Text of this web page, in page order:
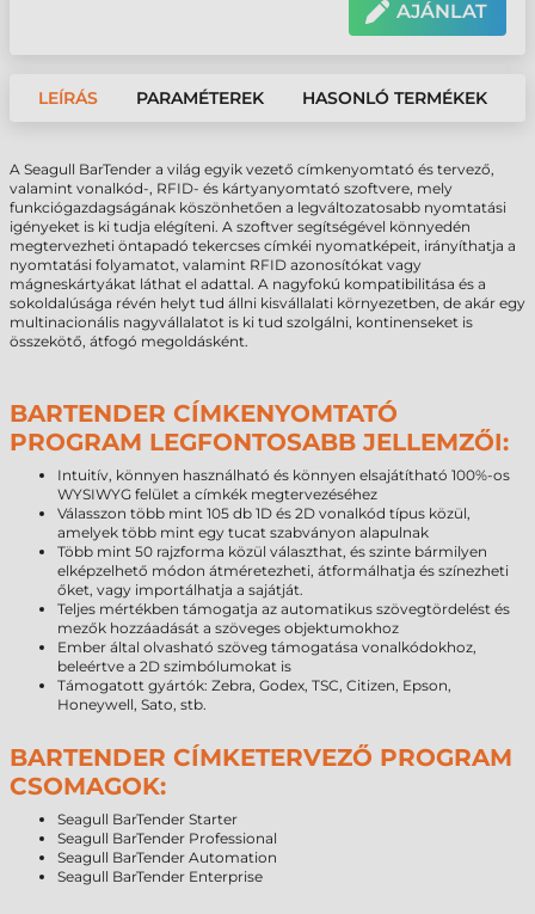
AJÁNLAT
LEÍRÁS PARAMÉTEREK HASONLÓ TERMÉKEK
A Seagull BarTender a világ egyik vezető címkenyomtató és tervező,
valamint vonalkód-, RFID- és kártyanyomtató szoftvere, mely
funkciógazdagságának köszönhetően a legváltozatosabb nyomtatási
igényeket is ki tudja elégíteni. A szoftver segítségével könnyedén
megtervezheti öntapadó tekercses címkéi nyomatképeit, irányíthatja a
nyomtatási folyamatot, valamint RFID azonosítókat vagy
mágneskártyákat láthat el adattal. A nagyfokú kompatibilitása és a
sokoldalúsága révén helyt tud állni kisvállalati környezetben, de akár egy
multinacionális nagyvállalatot is ki tud szolgálni, kontinenseket is
összekötő, átfogó megoldásként.
BARTENDER CÍMKENYOMTATÓ
PROGRAM LEGFONTOSABB JELLEMZŐI:
Intuitív, könnyen használható és könnyen elsajátítható 100%-os
WYSIWYG felület a címkék megtervezéséhez
Válasszon több mint 105 db 1D és 2D vonalkód típus közül,
amelyek több mint egy tucat szabványon alapulnak
Több mint 50 rajzforma közül választhat, és szinte bármilyen
elképzelhető módon átméretezheti, átformálhatja és színezheti
őket, vagy importálhatja a sajátját.
Teljes mértékben támogatja az automatikus szövegtördelést és
mezők hozzáadását a szöveges objektumokhoz
Ember által olvasható szöveg támogatása vonalkódokhoz,
beleértve a 2D szimbólumokat is
Támogatott gyártók: Zebra, Godex, TSC, Citizen, Epson,
Honeywell, Sato, stb.
BARTENDER CÍMKETERVEZŐ PROGRAM
CSOMAGOK:
Seagull BarTender Starter
Seagull BarTender Professional
Seagull BarTender Automation
Seagull BarTender Enterprise